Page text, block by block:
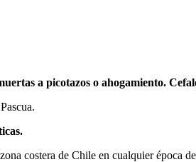
a picotazos o ahogamiento.
costera de Chile en cualquier época